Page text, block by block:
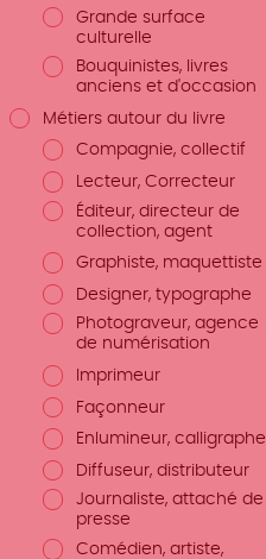
Grande surface
culturelle
Bouquinistes, livres
anciens et d'occasion
Métiers autour du livre
Compagnie, collectif
Lecteur, Correcteur
Éditeur, directeur de
collection, agent
Graphiste, maquettiste
Designer, typographe
Photograveur, agence
de numérisation
Imprimeur
Façonneur
Enlumineur, calligraphe
Diffuseur, distributeur
Journaliste, attaché de
presse
Comédien, artiste,